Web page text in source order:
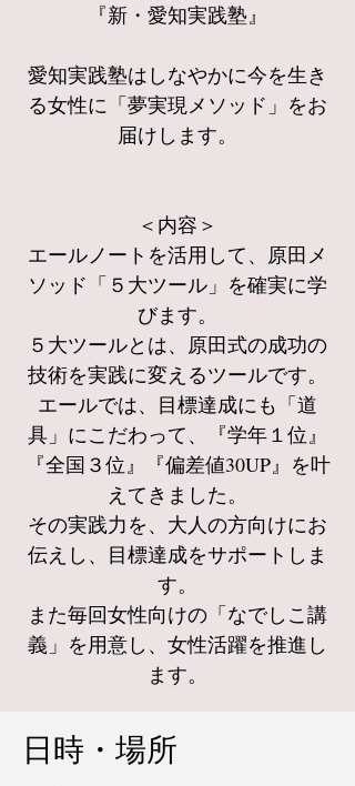
『新・愛知実践塾』
愛知実践塾はしなやかに今を生き
る女性に「夢実現メソッド」をお
届けします。
＜内容＞
エールノートを活用して、原田メ
ソッド「５大ツール」を確実に学
びます。
５大ツールとは、原田式の成功の
技術を実践に変えるツールです。
エールでは、目標達成にも「道
具」にこだわって、『学年１位』
『全国３位』『偏差値30UP』を叶
えてきました。
その実践力を、大人の方向けにお
伝えし、目標達成をサポートしま
す。
また毎回女性向けの「なでしこ講
義」を用意し、女性活躍を推進し
ます。
日時・場所